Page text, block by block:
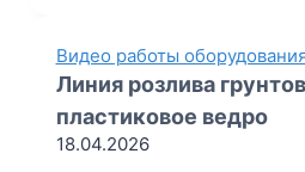
п
а
к
о
п
и
н
Видео работы
Линия розлива
пластиковое ведро
18.04.2026